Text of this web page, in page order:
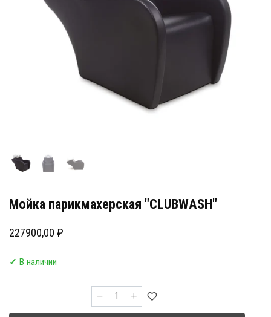
Мойка парикмахерская "CLUBWASH"
227900,00 ₽
✓ В наличии
Количество
товара